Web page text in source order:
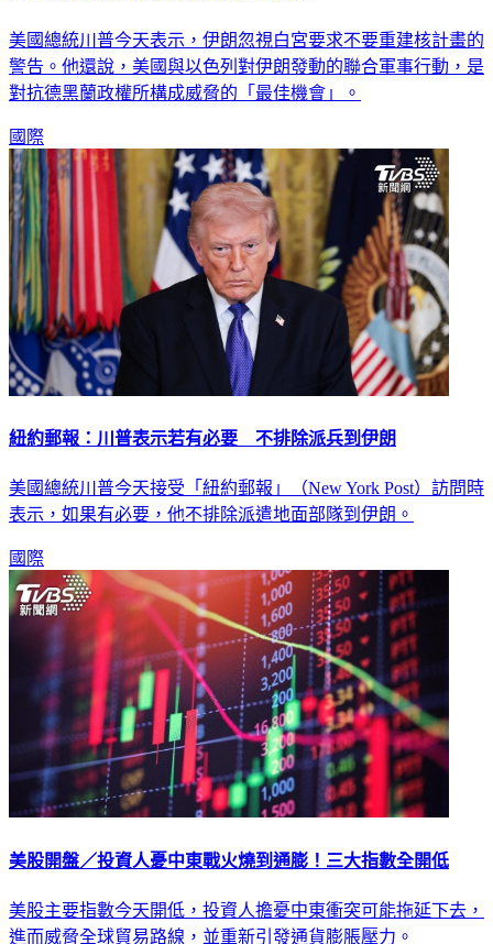
美國總統川普今天表示，伊朗忽視白宮要求不要重建核計畫的
警告。他還說，美國與以色列對伊朗發動的聯合軍事行動，是
對抗德黑蘭政權所構成威脅的「最佳機會」。
國際
紐約郵報：川普表示若有必要 不排除派兵到伊朗
美國總統川普今天接受「紐約郵報」（New York Post）訪問時
表示，如果有必要，他不排除派遣地面部隊到伊朗。
國際
美股開盤／投資人憂中東戰火燒到通膨！三大指數全開低
美股主要指數今天開低，投資人擔憂中東衝突可能拖延下去，
進而威脅全球貿易路線，並重新引發通貨膨脹壓力。